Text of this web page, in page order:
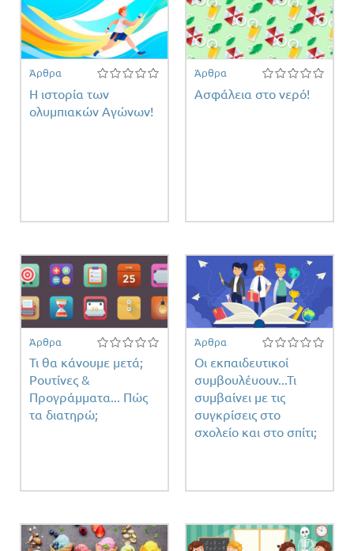
Άρθρα
Η ιστορία των
ολυμπιακών Αγώνων!
Άρθρα
Ασφάλεια στο νερό!
Άρθρα
Τι θα κάνουμε μετά;
Ρουτίνες &
Προγράμματα... Πώς
τα διατηρώ;
Άρθρα
Οι εκπαιδευτικοί
συμβουλέυουν...Τι
συμβαίνει με τις
συγκρίσεις στο
σχολείο και στο σπίτι;